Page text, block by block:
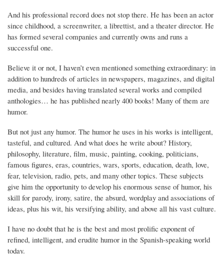
And his professional record does not stop there. He has been an actor
since childhood, a screenwriter, a librettist, and a theater director. He
has formed several companies and currently owns and runs a
successful one.
Believe it or not, I haven’t even mentioned something extraordinary: in
addition to hundreds of articles in newspapers, magazines, and digital
media, and besides having translated several works and compiled
anthologies… he has published nearly 400 books! Many of them are
humor.
But not just any humor. The humor he uses in his works is intelligent,
tasteful, and cultured. And what does he write about? History,
philosophy, literature, film, music, painting, cooking, politicians,
famous figures, eras, countries, wars, sports, education, death, love,
fear, television, radio, pets, and many other topics. These subjects
give him the opportunity to develop his enormous sense of humor, his
skill for parody, irony, satire, the absurd, wordplay and associations of
ideas, plus his wit, his versifying ability, and above all his vast culture.
I have no doubt that he is the best and most prolific exponent of
refined, intelligent, and erudite humor in the Spanish-speaking world
today.